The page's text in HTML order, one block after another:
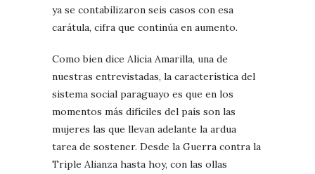
ya se contabilizaron seis casos con esa
carátula, cifra que continúa en aumento.
Como bien dice Alicia Amarilla, una de
nuestras entrevistadas, la característica del
sistema social paraguayo es que en los
momentos más difíciles del país son las
mujeres las que llevan adelante la ardua
tarea de sostener. Desde la Guerra contra la
Triple Alianza hasta hoy, con las ollas